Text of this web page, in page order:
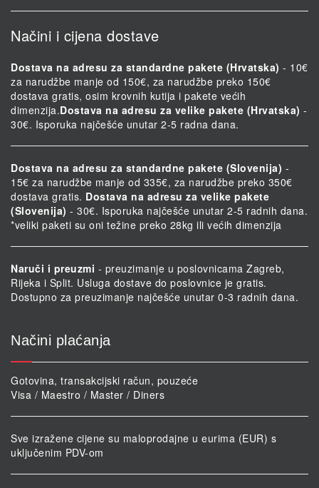
Načini i cijena dostave
Dostava na adresu za standardne pakete (Hrvatska) - 10€
za narudžbe manje od 150€, za narudžbe preko 150€
dostava gratis, osim krovnih kutija i pakete većih
dimenzija.Dostava na adresu za velike pakete (Hrvatska) -
30€. Isporuka najčešće unutar 2-5 radna dana.
Dostava na adresu za standardne pakete (Slovenija) -
15€ za narudžbe manje od 335€, za narudžbe preko 350€
dostava gratis. Dostava na adresu za velike pakete
(Slovenija) - 30€. Isporuka najčešće unutar 2-5 radnih dana.
*veliki paketi su oni težine preko 28kg ili većih dimenzija
Naruči i preuzmi - preuzimanje u poslovnicama Zagreb,
Rijeka i Split. Usluga dostave do poslovnice je gratis.
Dostupno za preuzimanje najčešće unutar 0-3 radnih dana.
Načini plaćanja
Gotovina, transakcijski račun, pouzeće
Visa / Maestro / Master / Diners
Sve izražene cijene su maloprodajne u eurima (EUR) s
uključenim PDV-om